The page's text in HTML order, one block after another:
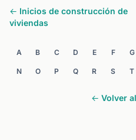
← Inicios de construcción de
viviendas
A B C D E F G
N O P Q R S T
← Volver